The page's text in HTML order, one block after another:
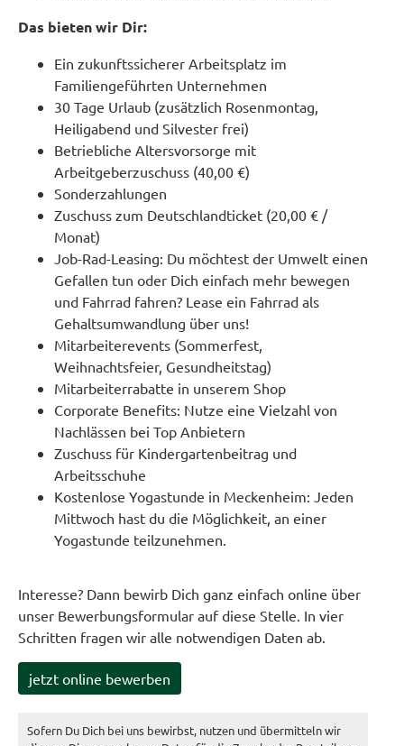
Das bieten wir Dir:
Ein zukunftssicherer Arbeitsplatz im
Familiengeführten Unternehmen
30 Tage Urlaub (zusätzlich Rosenmontag,
Heiligabend und Silvester frei)
Betriebliche Altersvorsorge mit
Arbeitgeberzuschuss (40,00 €)
Sonderzahlungen
Zuschuss zum Deutschlandticket (20,00 € /
Monat)
Job-Rad-Leasing: Du möchtest der Umwelt einen
Gefallen tun oder Dich einfach mehr bewegen
und Fahrrad fahren? Lease ein Fahrrad als
Gehaltsumwandlung über uns!
Mitarbeiterevents (Sommerfest,
Weihnachtsfeier, Gesundheitstag)
Mitarbeiterrabatte in unserem Shop
Corporate Benefits: Nutze eine Vielzahl von
Nachlässen bei Top Anbietern
Zuschuss für Kindergartenbeitrag und
Arbeitsschuhe
Kostenlose Yogastunde in Meckenheim: Jeden
Mittwoch hast du die Möglichkeit, an einer
Yogastunde teilzunehmen.
Interesse? Dann bewirb Dich ganz einfach online über
unser Bewerbungsformular auf diese Stelle. In vier
Schritten fragen wir alle notwendigen Daten ab.
jetzt online bewerben
Sofern Du Dich bei uns bewirbst, nutzen und übermitteln wir